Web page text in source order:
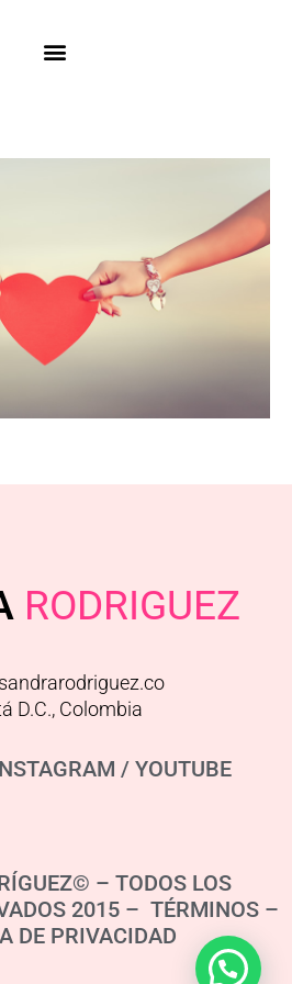
RODRIGUEZ
D.C., Colombia
/ YOUTUBE
– TODOS LOS
2015 – TÉRMINOS –
DE PRIVACIDAD